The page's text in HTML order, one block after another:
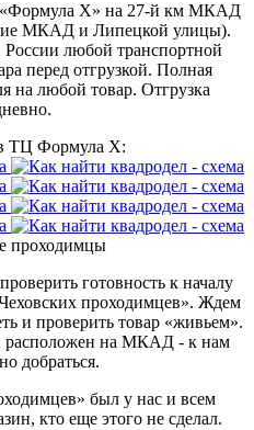
X» на 27-й км МКАД
МКАД и Липецкой улицы).
любой транспортной
перед отгрузкой. Полная
на любой товар. Отгрузка
ТЦ Формула Х:
готовность к началу
проходимцев». Ждем
и проверить товар «живьем».
на МКАД - к нам
добраться.
был у нас и всем
кто еще этого не сделал.